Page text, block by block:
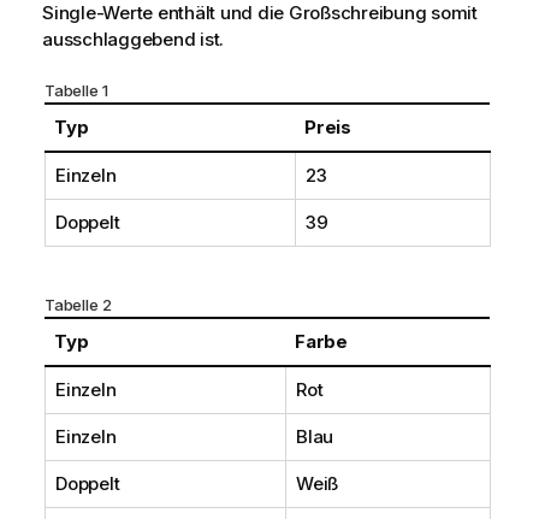
Single-Werte enthält und die Großschreibung somit
ausschlaggebend ist.
Tabelle 1
Typ Preis
Einzeln 23
Doppelt 39
Tabelle 2
Typ Farbe
Einzeln Rot
Einzeln Blau
Doppelt Weiß